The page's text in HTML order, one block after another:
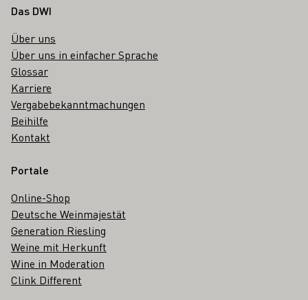
Fußbereich
Das DWI
Über uns
Über uns in einfacher Sprache
Glossar
Karriere
Vergabebekanntmachungen
Beihilfe
Kontakt
Portale
Online-Shop
Deutsche Weinmajestät
Generation Riesling
Weine mit Herkunft
Wine in Moderation
Clink Different